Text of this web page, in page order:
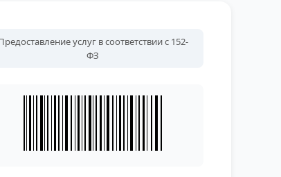
услуг в соответствии с 152-
ФЗ